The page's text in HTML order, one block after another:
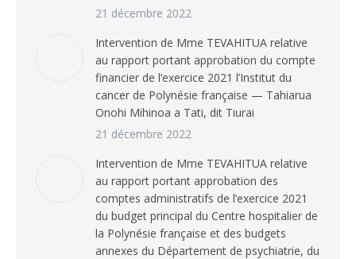
21 décembre 2022
Intervention de Mme TEVAHITUA relative
au rapport portant approbation du compte
financier de l’exercice 2021 l’Institut du
cancer de Polynésie française — Tahiarua
Onohi Mihinoa a Tati, dit Tiurai
21 décembre 2022
Intervention de Mme TEVAHITUA relative
au rapport portant approbation des
comptes administratifs de l’exercice 2021
du budget principal du Centre hospitalier de
la Polynésie française et des budgets
annexes du Département de psychiatrie, du